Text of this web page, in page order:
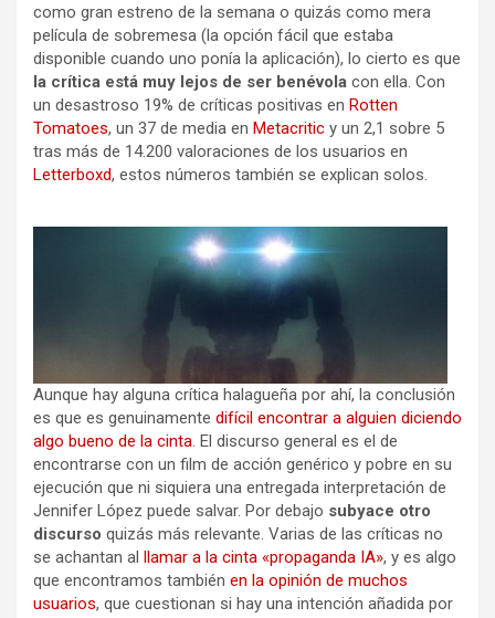
como gran estreno de la semana o quizás como mera
película de sobremesa (la opción fácil que estaba
disponible cuando uno ponía la aplicación), lo cierto es que
la crítica está muy lejos de ser benévola con ella. Con
un desastroso 19% de críticas positivas en Rotten
Tomatoes, un 37 de media en Metacritic y un 2,1 sobre 5
tras más de 14.200 valoraciones de los usuarios en
Letterboxd, estos números también se explican solos.
Aunque hay alguna crítica halagueña por ahí, la conclusión
es que es genuinamente difícil encontrar a alguien diciendo
algo bueno de la cinta. El discurso general es el de
encontrarse con un film de acción genérico y pobre en su
ejecución que ni siquiera una entregada interpretación de
Jennifer López puede salvar. Por debajo subyace otro
discurso quizás más relevante. Varias de las críticas no
se achantan al llamar a la cinta «propaganda IA», y es algo
que encontramos también en la opinión de muchos
usuarios, que cuestionan si hay una intención añadida por